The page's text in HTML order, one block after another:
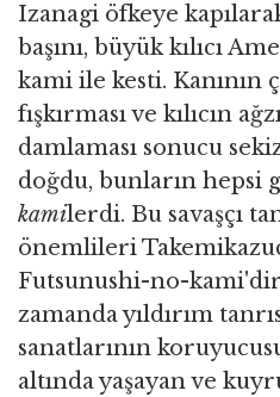
Izanagi öfkeye
başını, büyük kılıcı
kami ile kesti. Kanının
fışkırması ve kılıcın
damlaması sonucu
doğdu, bunların hepsi
kamilerdi. Bu savaşçı
önemlileri
Futsunushi-no-
zamanda yıldırım
sanatlarının
altında yaşayan ve